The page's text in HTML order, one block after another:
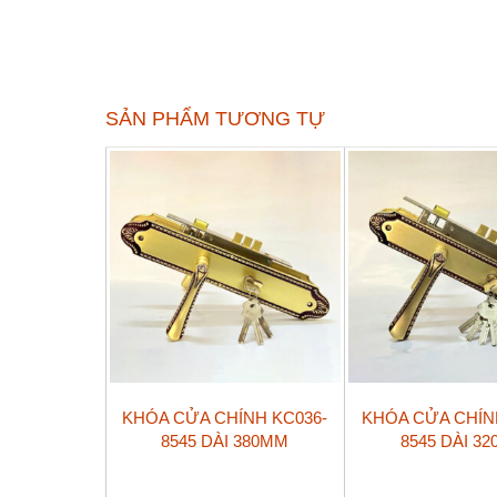
SẢN PHẨM TƯƠNG TỰ
KHÓA CỬA CHÍNH KC036-
8545 DÀI 380MM
KHÓA CỬA
8545 DÀI